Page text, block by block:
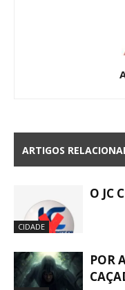
ARTIGOS
CIDADE
O JC
POR